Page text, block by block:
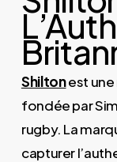
Shiltonest
fondée par
rugby. La
capturer